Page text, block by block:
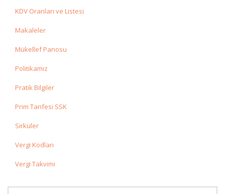
KDV Oranları ve Listesi
Makaleler
Mükellef Panosu
Politikamız
Pratik Bilgiler
Prim Tarifesi SSK
Sirküler
Vergi Kodları
Vergi Takvimi